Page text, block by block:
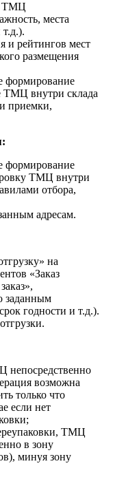
ТМЦ
места
и рейтингов мест
размещения
формирование
ТМЦ внутри склада
приемки,
формирование
ТМЦ внутри
отбора,
адресам.
на
«Заказ
заданным
годности и т.д.).
непосредственно
возможна
только что
если нет
ТМЦ
в зону
минуя зону